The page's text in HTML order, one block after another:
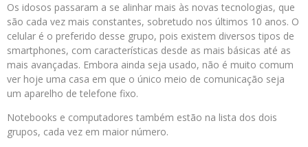
Os idosos passaram a se alinhar mais às novas tecnologias, que
são cada vez mais constantes, sobretudo nos últimos 10 anos. O
celular é o preferido desse grupo, pois existem diversos tipos de
smartphones, com características desde as mais básicas até as
mais avançadas. Embora ainda seja usado, não é muito comum
ver hoje uma casa em que o único meio de comunicação seja
um aparelho de telefone fixo.
Notebooks e computadores também estão na lista dos dois
grupos, cada vez em maior número.